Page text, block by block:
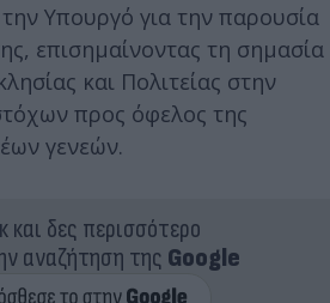
Υπουργό για την παρουσία
επισημαίνοντας τη σημασία
και Πολιτείας στην
προς όφελος της
γενεών.
και δες περισσότερο
αναζήτηση της Google